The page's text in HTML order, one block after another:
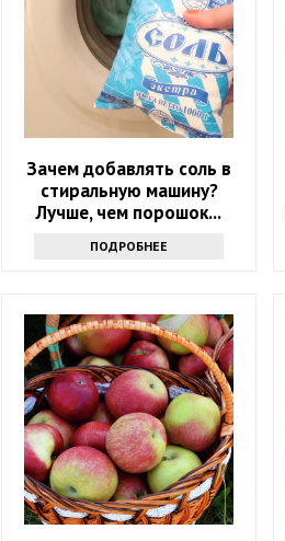
Зачем добавлять соль в
стиральную машину?
Лучше, чем порошок...
ПОДРОБНЕЕ